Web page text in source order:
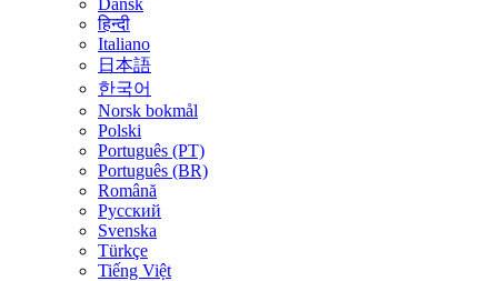
Dansk
हिन्दी
Italiano
日本語
한국어
Norsk bokmål
Polski
Português (PT)
Português (BR)
Română
Русский
Svenska
Türkçe
Tiếng Việt